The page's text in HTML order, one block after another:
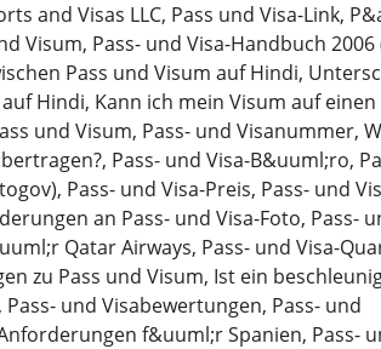
and Visas LLC, Pass und Visa-Link,
Visum, Pass- und Visa-Handbuch 2006
Pass und Visum auf Hindi,
Hindi, Kann ich mein Visum auf
und Visum, Pass- und Visanummer,
Pass- und Visa-B&uuml;ro,
Pass- und Visa-Preis, Pass- und
an Pass- und Visa-Foto, Pass-
Qatar Airways, Pass- und Visa-
zu Pass und Visum, Ist ein
und Visabewertungen, Pass- und
f&uuml;r Spanien, Pass-